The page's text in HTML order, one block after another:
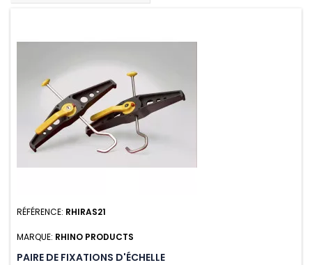
RÉFÉRENCE: RHIRAS21
MARQUE: RHINO PRODUCTS
PAIRE DE FIXATIONS D'ÉCHELLE